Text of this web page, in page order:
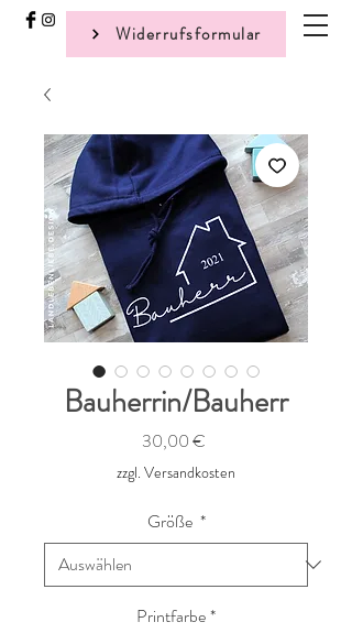
Widerrufsformular
Bauherrin/Bauherr
30,00 €Preis
zzgl. Versandkosten
Größe *
Printfarbe*